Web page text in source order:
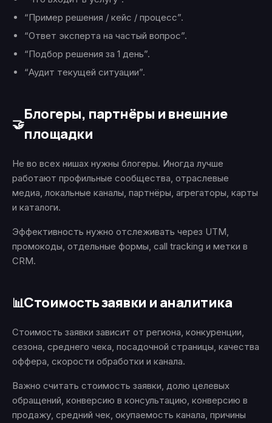
“Пример решения / кейс / процесс”.
“Ответ эксперта на частый вопрос”.
“Подбор решения за 1 день”.
“Аудит текущей ситуации”.
🤝
Блогеры, партнёры и внешние
площадки
Не во всех нишах нужны блогеры. Иногда лучше
работают профильные сообщества, отраслевые
медиа, локальные каналы, партнёры, агрегаторы, карты
и каталоги.
Эффективность нужно отслеживать через UTM,
промокоды, отдельные формы, call tracking и метки в
CRM.
📊Стоимость заявки и аналитика
Стоимость заявки зависит от региона, конкуренции,
сезона, среднего чека, посадочной страницы, качества
оффера, скорости обработки и канала.
Важно считать стоимость заявки, долю целевых
обращений, конверсию в консультацию, конверсию в
продажу, средний чек, окупаемость канала, причины